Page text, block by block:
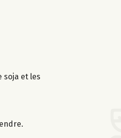
soja et les